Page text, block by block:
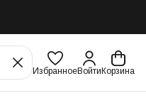
ИзбранноеВойти Корзина